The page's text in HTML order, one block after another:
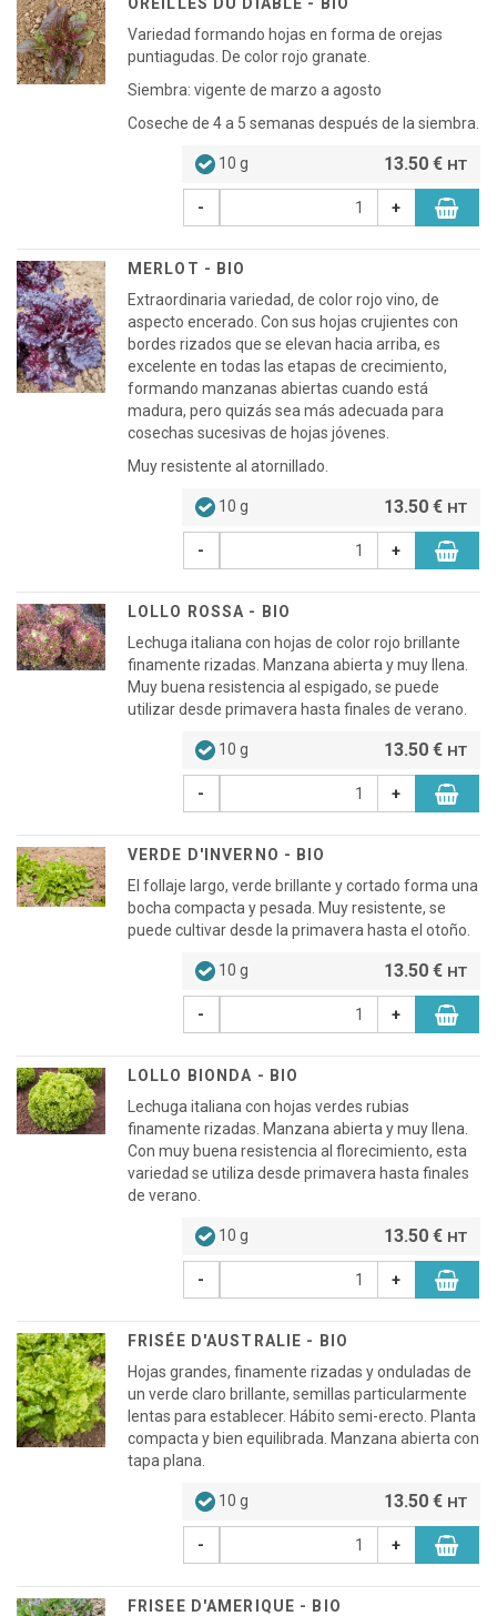
Variedad formando hojas en forma de orejas
puntiagudas. De color rojo granate.
Siembra: vigente de marzo a agosto
Coseche de 4 a 5 semanas después de la siembra.
10 g 13.50 € HT
- +
MERLOT - BIO
Extraordinaria variedad, de color rojo vino, de
aspecto encerado. Con sus hojas crujientes con
bordes rizados que se elevan hacia arriba, es
excelente en todas las etapas de crecimiento,
formando manzanas abiertas cuando está
madura, pero quizás sea más adecuada para
cosechas sucesivas de hojas jóvenes.
Muy resistente al atornillado.
10 g 13.50 € HT
- +
LOLLO ROSSA - BIO
Lechuga italiana con hojas de color rojo brillante
finamente rizadas. Manzana abierta y muy llena.
Muy buena resistencia al espigado, se puede
utilizar desde primavera hasta finales de verano.
10 g 13.50 € HT
- +
VERDE D'INVERNO - BIO
El follaje largo, verde brillante y cortado forma una
bocha compacta y pesada. Muy resistente, se
puede cultivar desde la primavera hasta el otoño.
10 g 13.50 € HT
- +
LOLLO BIONDA - BIO
Lechuga italiana con hojas verdes rubias
finamente rizadas. Manzana abierta y muy llena.
Con muy buena resistencia al florecimiento, esta
variedad se utiliza desde primavera hasta finales
de verano.
10 g 13.50 € HT
- +
FRISÉE D'AUSTRALIE - BIO
Hojas grandes, finamente rizadas y onduladas de
un verde claro brillante, semillas particularmente
lentas para establecer. Hábito semi-erecto. Planta
compacta y bien equilibrada. Manzana abierta con
tapa plana.
10 g 13.50 € HT
- +
FRISEE D'AMERIQUE - BIO